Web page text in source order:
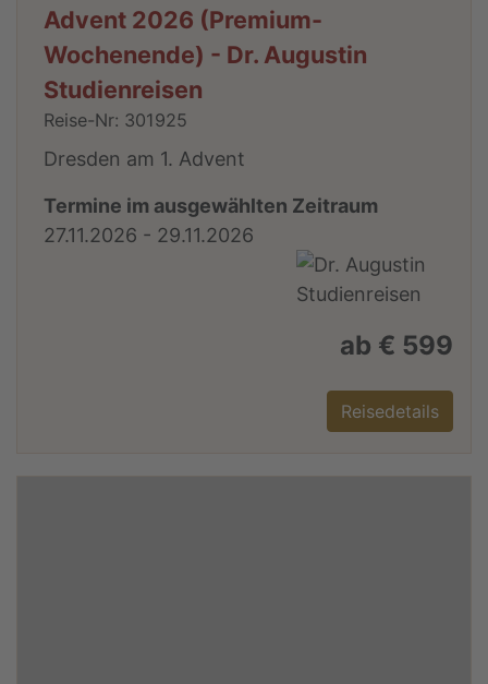
Advent 2026 (Premium-
Wochenende) - Dr. Augustin
Studienreisen
Reise-Nr: 301925
Dresden am 1. Advent
Termine im ausgewählten Zeitraum
27.11.2026 - 29.11.2026
ab € 599
Reisedetails